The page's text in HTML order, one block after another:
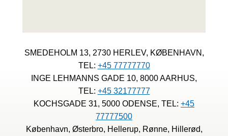
SMEDEHOLM 13, 2730 HERLEV, KØBENHAVN,
TEL: +45 77777770
INGE LEHMANNS GADE 10, 8000 AARHUS,
TEL: +45 32177777
KOCHSGADE 31, 5000 ODENSE, TEL: +45
77777500
København, Østerbro, Hellerup, Rønne, Hillerød,